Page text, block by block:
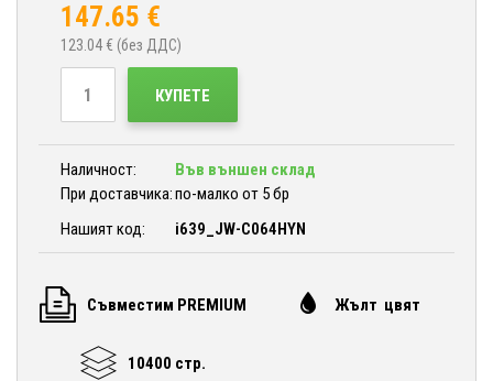
147.65 €
123.04 € (без ДДС)
КУПЕТЕ
Наличност:
Във външен склад
При доставчика:по-малко от 5 бр
Нашият код:
i639_JW-C064HYN
Съвместим PREMIUM Жълт цвят
10400 стр.